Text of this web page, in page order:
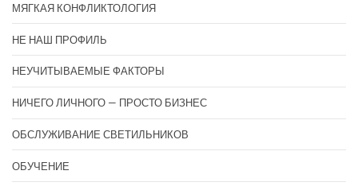
МЯГКАЯ КОНФЛИКТОЛОГИЯ
НЕ НАШ ПРОФИЛЬ
НЕУЧИТЫВАЕМЫЕ ФАКТОРЫ
НИЧЕГО ЛИЧНОГО — ПРОСТО БИЗНЕС
ОБСЛУЖИВАНИЕ СВЕТИЛЬНИКОВ
ОБУЧЕНИЕ